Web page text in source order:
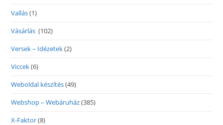
Vallás(1)
Vásárlás (102)
Versek – Idézetek(2)
Viccek(6)
Weboldal készítés(49)
Webshop – Webáruház(385)
X-Faktor(8)